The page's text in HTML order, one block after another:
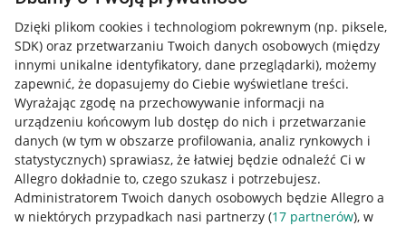
Dzięki plikom cookies i technologiom pokrewnym (np. piksele,
SDK) oraz przetwarzaniu Twoich danych osobowych (między
innymi unikalne identyfikatory, dane przeglądarki), możemy
zapewnić, że dopasujemy do Ciebie wyświetlane treści.
Wyrażając zgodę na przechowywanie informacji na
urządzeniu końcowym lub dostęp do nich i przetwarzanie
danych (w tym w obszarze profilowania, analiz rynkowych i
statystycznych) sprawiasz, że łatwiej będzie odnaleźć Ci w
Allegro dokładnie to, czego szukasz i potrzebujesz.
Administratorem Twoich danych osobowych będzie Allegro a
w niektórych przypadkach nasi partnerzy (17 partnerów), w